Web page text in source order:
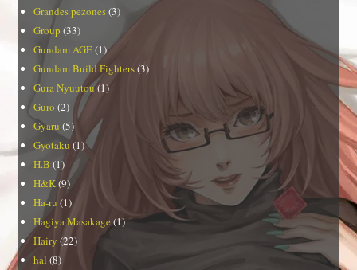
Grandes pezones(3)
Group (33)
Gundam AGE(1)
Gundam Build Fighters(3)
Gura Nyuutou(1)
Guro (2)
Gyaru (5)
Gyotaku (1)
H.B (1)
H&K(9)
Ha-ru (1)
Hagiya Masakage(1)
Hairy (22)
hal (8)